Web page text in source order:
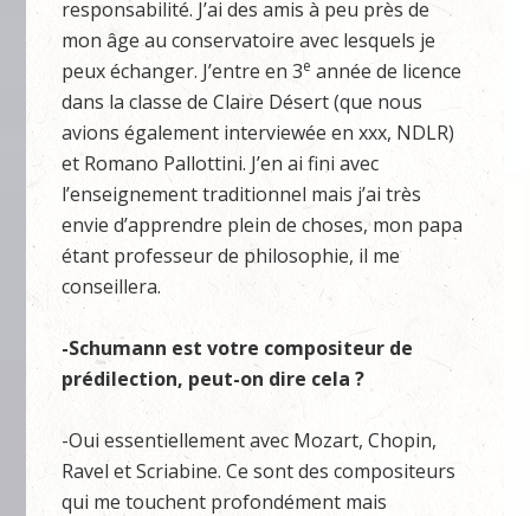
responsabilité. J’ai des amis à peu près de
mon âge au conservatoire avec lesquels je
peux échanger. J’entre en 3e année de licence
dans la classe de Claire Désert (que nous
avions également interviewée en xxx, NDLR)
et Romano Pallottini. J’en ai fini avec
l’enseignement traditionnel mais j’ai très
envie d’apprendre plein de choses, mon papa
étant professeur de philosophie, il me
conseillera.
-Schumann est votre compositeur de
prédilection, peut-on dire cela ?
-Oui essentiellement avec Mozart, Chopin,
Ravel et Scriabine. Ce sont des compositeurs
qui me touchent profondément mais